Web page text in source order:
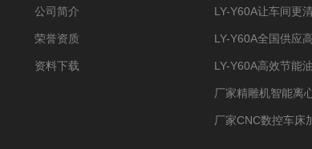
公司简介
荣誉资质
资料下载